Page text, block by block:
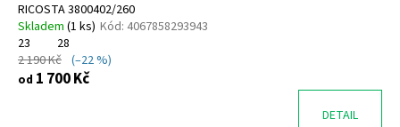
RICOSTA 3800402/260
Skladem (1 ks) Kód: 4067858293943
23
28
2 190 Kč (–22 %)
od 1 700 Kč
DETAIL